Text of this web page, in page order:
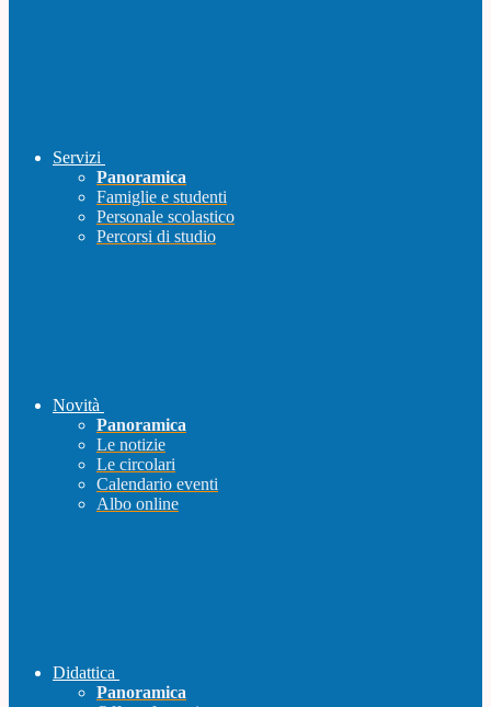
Servizi
Panoramica
Famiglie e studenti
Personale scolastico
Percorsi di studio
Novità
Panoramica
Le notizie
Le circolari
Calendario eventi
Albo online
Didattica
Panoramica